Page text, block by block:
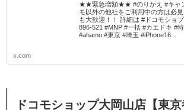
★★緊急増額★★ #のりかえ #キャ
モ以外の他社をご利用中の方は必
も大歓迎！！ 詳細は #ドコモショ
896-521 #MNP #一括 #カエドキ #
#ahamo #東京 #埼玉 #iPhone16...
x.com
ドコモショップ大岡山店【東京